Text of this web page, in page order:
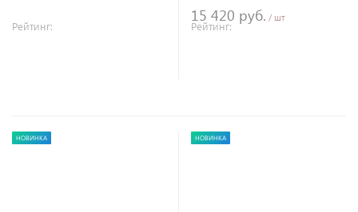
Рейтинг:
15 420 руб. / шт
Рейтинг:
НОВИНКА НОВИНКА